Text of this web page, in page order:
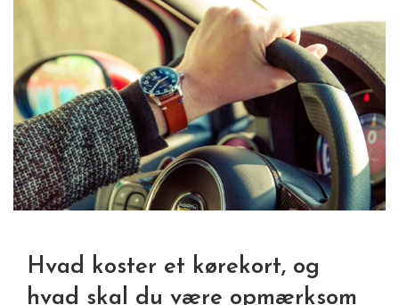
Hvad koster et kørekort, og
hvad skal du være opmærksom